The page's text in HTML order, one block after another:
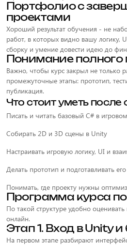
Портфолио с
проектами
Хороший результат обучения - не
работ, в которых видно вашу логику,
сборку и умение довести идею до
Понимание
Важно, чтобы курс закрыл не только
промежуточные этапы: прототип,
публикация.
Что стоит уметь после
Писать и читать базовый C# в
Собирать 2D и 3D сцены в Unity
Настраивать игровую логику, UI и
Делать прототип и подготавливать
Понимать, где проекту нужны
Программа курса
По такой структуре удобно
онлайн.
Этап 1. Вход в Unity
На первом этапе разбирают